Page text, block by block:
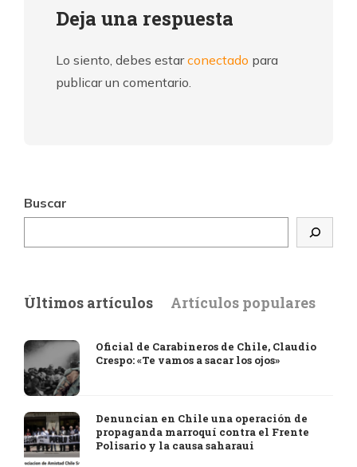
Deja una respuesta
Lo siento, debes estarconectado para
publicar un comentario.
Buscar
Últimos artículos Artículos populares
Oficial de Carabineros de Chile, Claudio
Crespo: «Te vamos a sacar los ojos»
Denuncian en Chile una operación de
propaganda marroquí contra el Frente
Polisario y la causa saharaui